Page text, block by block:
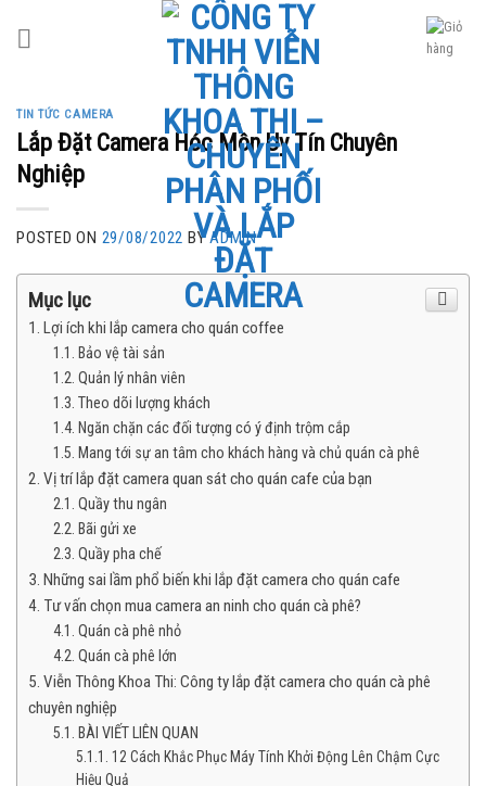
TIN TỨC CAMERA
Lắp Đặt Camera Hóc Môn Uy Tín Chuyên
Nghiệp
POSTED ON 29/08/2022 BYADMIN
Mục lục
Lợi ích khi lắp camera cho quán coffee
Bảo vệ tài sản
Quản lý nhân viên
Theo dõi lượng khách
Ngăn chặn các đối tượng có ý định trộm cắp
Mang tới sự an tâm cho khách hàng và chủ quán cà phê
Vị trí lắp đặt camera quan sát cho quán cafe của bạn
Quầy thu ngân
Bãi gửi xe
Quầy pha chế
Những sai lầm phổ biến khi lắp đặt camera cho quán cafe
Tư vấn chọn mua camera an ninh cho quán cà phê?
Quán cà phê nhỏ
Quán cà phê lớn
Viễn Thông Khoa Thi: Công ty lắp đặt camera cho quán cà phê
chuyên nghiệp
BÀI VIẾT LIÊN QUAN
12 Cách Khắc Phục Máy Tính Khởi Động Lên Chậm Cực
Hiệu Quả